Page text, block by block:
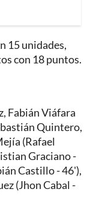
15 unidades,
con 18 puntos.
Fabián Viáfara
Quintero,
(Rafael
Graciano -
Castillo - 46'),
(Jhon Cabal -